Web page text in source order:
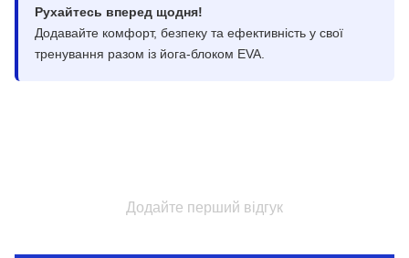
Рухайтесь вперед щодня!
Додавайте комфорт, безпеку та ефективність у свої
тренування разом із йога-блоком EVA.
Додайте перший відгук